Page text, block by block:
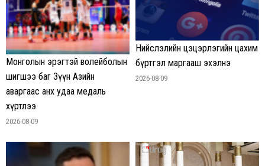
Монголын эрэгтэй волейболын
шигшээ баг Зүүн Азийн
аваргаас анх удаа медаль
хүртлээ
2026-08-09
Нийслэлийн цэцэрлэгийн цахим
бүртгэл маргааш эхэлнэ
2026-08-09